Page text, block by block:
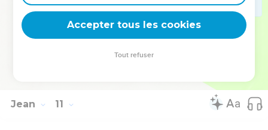
homme était vrai.
Et là, beaucoup crurent en lui.
La Bible Du Semeur Copyright © 1992, 1999 by Biblica, Inc.® Used by permission.
Jean 11
Accepter tous les cookies
Tout refuser